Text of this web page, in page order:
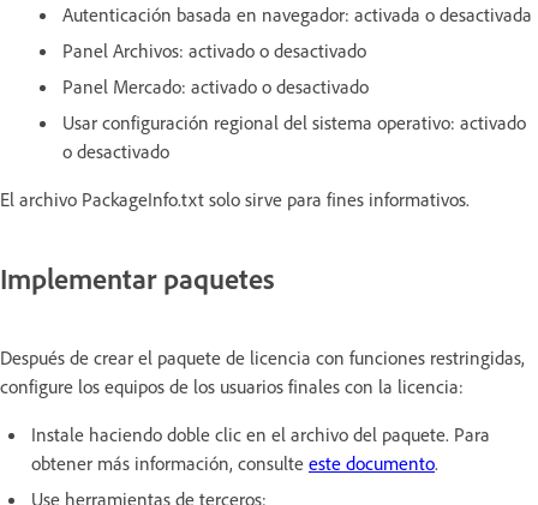
Autenticación basada en navegador: activada o desactivada
Panel Archivos: activado o desactivado
Panel Mercado: activado o desactivado
Usar configuración regional del sistema operativo: activado
o desactivado
El archivo PackageInfo.txt solo sirve para fines informativos.
Implementar paquetes
Después de crear el paquete de licencia con funciones restringidas,
configure los equipos de los usuarios finales con la licencia:
Instale haciendo doble clic en el archivo del paquete. Para
obtener más información, consulte este documento.
Use herramientas de terceros: